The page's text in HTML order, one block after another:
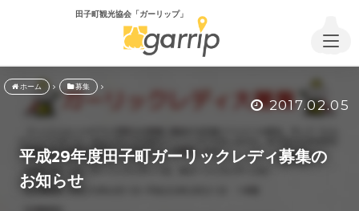
田子町観光協会「ガーリップ」
ホーム 募集
2017.02.05
平成29年度田子町ガーリックレディ募集の
お知らせ